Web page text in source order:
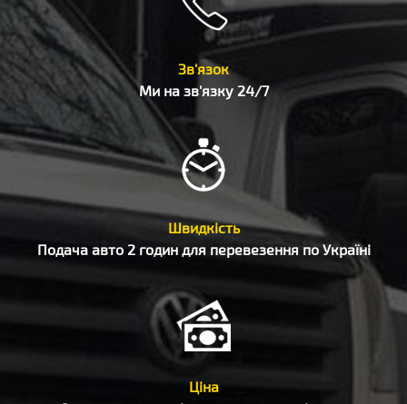
Зв'язок
Ми на зв'язку 24/7
Швидкість
Подача авто 2 годин для перевезення по Україні
Ціна